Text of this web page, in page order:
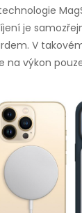
je
V
na výkon